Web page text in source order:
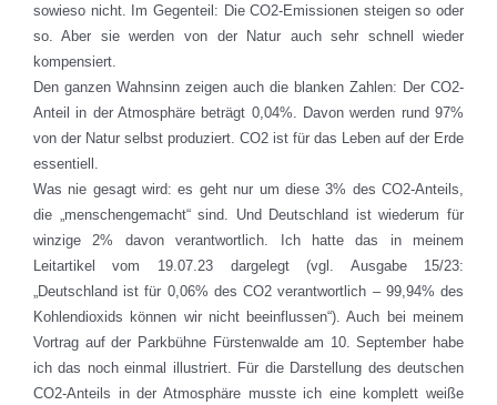
sowieso nicht. Im Gegenteil: Die CO2-Emissionen steigen so oder
so. Aber sie werden von der Natur auch sehr schnell wieder
kompensiert.
Den ganzen Wahnsinn zeigen auch die blanken Zahlen: Der CO2-
Anteil in der Atmosphäre beträgt 0,04%. Davon werden rund 97%
von der Natur selbst produziert. CO2 ist für das Leben auf der Erde
essentiell.
Was nie gesagt wird: es geht nur um diese 3% des CO2-Anteils,
die „menschengemacht“ sind. Und Deutschland ist wiederum für
winzige 2% davon verantwortlich. Ich hatte das in meinem
Leitartikel vom 19.07.23 dargelegt (vgl. Ausgabe 15/23:
„Deutschland ist für 0,06% des CO2 verantwortlich – 99,94% des
Kohlendioxids können wir nicht beeinflussen“). Auch bei meinem
Vortrag auf der Parkbühne Fürstenwalde am 10. September habe
ich das noch einmal illustriert. Für die Darstellung des deutschen
CO2-Anteils in der Atmosphäre musste ich eine komplett weiße